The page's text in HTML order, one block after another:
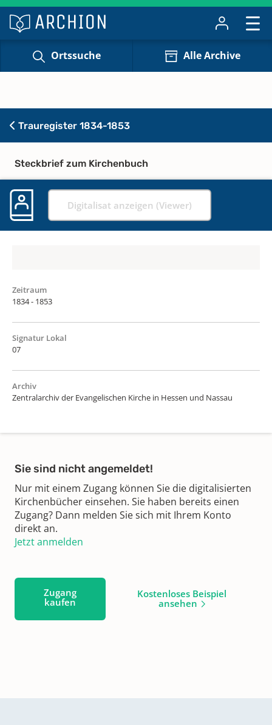
Ortssuche Alle Archive
Trauregister 1834-1853
Steckbrief zum Kirchenbuch
Digitalisat anzeigen (Viewer)
Zeitraum
1834 - 1853
Signatur Lokal
07
Archiv
Zentralarchiv der Evangelischen Kirche in Hessen und Nassau
Sie sind nicht angemeldet!
Nur mit einem Zugang können Sie die digitalisierten
Kirchenbücher einsehen. Sie haben bereits einen
Zugang? Dann melden Sie sich mit Ihrem Konto
direkt an.
Jetzt anmelden
Zugang
kaufen
Kostenloses Beispiel
ansehen